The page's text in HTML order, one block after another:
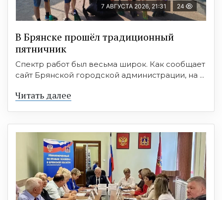
7 АВГУСТА 2026, 21:31 24
В Брянске прошёл традиционный
пятничник
Спектр работ был весьма широк. Как сообщает
сайт Брянской городской администрации, на ...
Читать далее